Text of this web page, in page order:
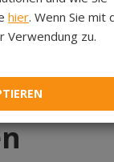
hier. Wenn Sie mit
Verwendung zu.